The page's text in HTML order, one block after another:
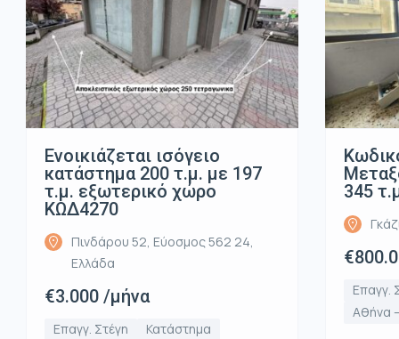
Ενοικιάζεται ισόγειο
κατάστημα 200 τ.μ. με 197
τ.μ. εξωτερικό χώρο
ΚΩΔ4270
Πινδάρου 52, Εύοσμος 562 24,
Ελλάδα
€3.000 /μήνα
Επαγγ. Στέγη
Κατάστημα
345
Επαγγ.
Αθήνα